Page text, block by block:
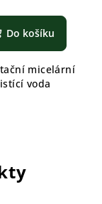
Do košíku
micelární
voda